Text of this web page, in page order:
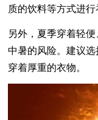
质的饮料等方式进行
另外，夏季穿着轻
中暑的风险。建议
穿着厚重的衣物。